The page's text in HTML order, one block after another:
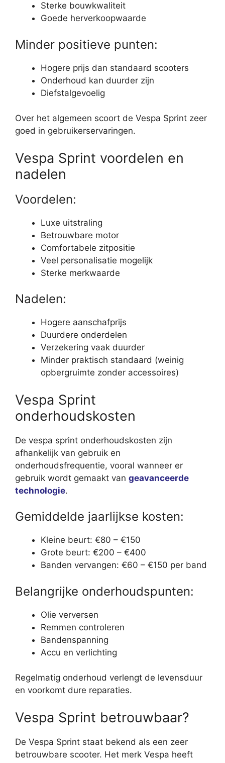
Sterke bouwkwaliteit
Goede herverkoopwaarde
Minder positieve punten:
Hogere prijs dan standaard scooters
Onderhoud kan duurder zijn
Diefstalgevoelig
Over het algemeen scoort de Vespa Sprint zeer
goed in gebruikerservaringen.
Vespa Sprint voordelen en
nadelen
Voordelen:
Luxe uitstraling
Betrouwbare motor
Comfortabele zitpositie
Veel personalisatie mogelijk
Sterke merkwaarde
Nadelen:
Hogere aanschafprijs
Duurdere onderdelen
Verzekering vaak duurder
Minder praktisch standaard (weinig
opbergruimte zonder accessoires)
Vespa Sprint
onderhoudskosten
De vespa sprint onderhoudskosten zijn
afhankelijk van gebruik en
onderhoudsfrequentie, vooral wanneer er
gebruik wordt gemaakt van geavanceerde
technologie.
Gemiddelde jaarlijkse kosten:
Kleine beurt: €80 – €150
Grote beurt: €200 – €400
Banden vervangen: €60 – €150 per band
Belangrijke onderhoudspunten:
Olie verversen
Remmen controleren
Bandenspanning
Accu en verlichting
Regelmatig onderhoud verlengt de levensduur
en voorkomt dure reparaties.
Vespa Sprint betrouwbaar?
De Vespa Sprint staat bekend als een zeer
betrouwbare scooter. Het merk Vespa heeft